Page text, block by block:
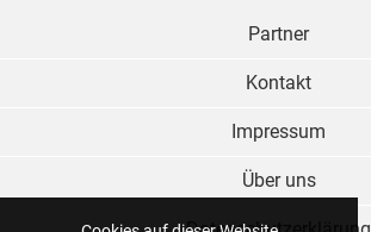
Partner
Kontakt
Impressum
Über uns